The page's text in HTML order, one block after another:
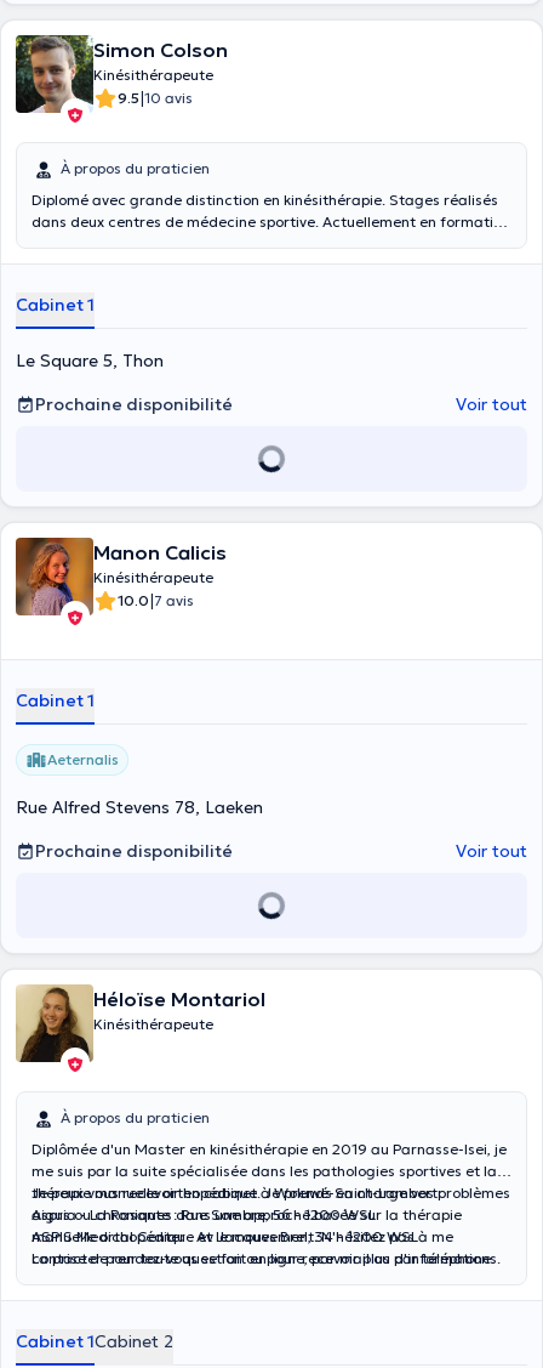
Simon Colson
Kinésithérapeute
9.5|10 avis
À propos du praticien
Diplomé avec grande distinction en kinésithérapie. Stages réalisés
dans deux centres de médecine sportive. Actuellement en formation
Servais ainsi qu'à domicile dans la région de Namur-Malonne. le
personnes n'ayant pas d'abonnement
Cabinet 1
Le Square 5, Thon
Prochaine disponibilité
Voir tout
Manon Calicis
Kinésithérapeute
10.0|7 avis
Cabinet 1
Aeternalis
Rue Alfred Stevens 78, Laeken
Prochaine disponibilité
Voir tout
Héloïse Montariol
Kinésithérapeute
À propos du praticien
Diplômée d'un Master en kinésithérapie en 2019 au Parnasse-Isei, je
me suis par la suite spécialisée dans les pathologies sportives et la
thérapie manuelle orthopédique. Je prends en charge vos problèmes
aigus ou chroniques dans une approche basée sur la thérapie
manuelle orthopédique et le mouvement. N'hésitez pas à me
contacter pour toute question ou pour recevoir plus d'informations.
Je peux vous recevoir en cabinet à Woluwé-Saint-Lambert:
Aspria - La Rasante : Rue Sombre, 56 - 1200 WSL
ASPIS Medical Center : Av Jacques Brel, 34 - 1200 WSL
La prise de rendez-vous se fait en ligne, par mail ou par téléphone.
Cabinet 1Cabinet 2